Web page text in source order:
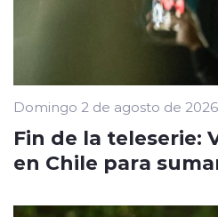
Domingo 2 de agosto de 2026
Fin de la teleserie:
en Chile para